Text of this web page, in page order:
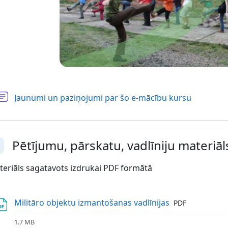
Jaunumi un paziņojumi par šo e-mācību kursu
Pētījumu, pārskatu, vadlīniju
sagatavots izdrukai PDF formātā
Militāro objektu izmantošanas vadlīnijas Fails
PDF
1.7 MB